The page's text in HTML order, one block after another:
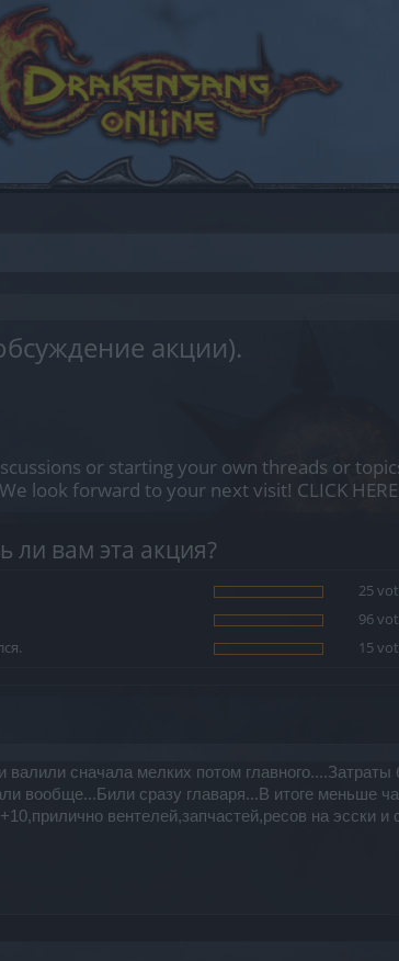
акции).
or starting your own threads or
look forward to your next visit! CLICK HERE
ли вам эта акция?
25
96
15
сначала мелких потом
вообще...Били сразу главаря...В итоге меньше
вентелей,запчастей,ресов на эсски